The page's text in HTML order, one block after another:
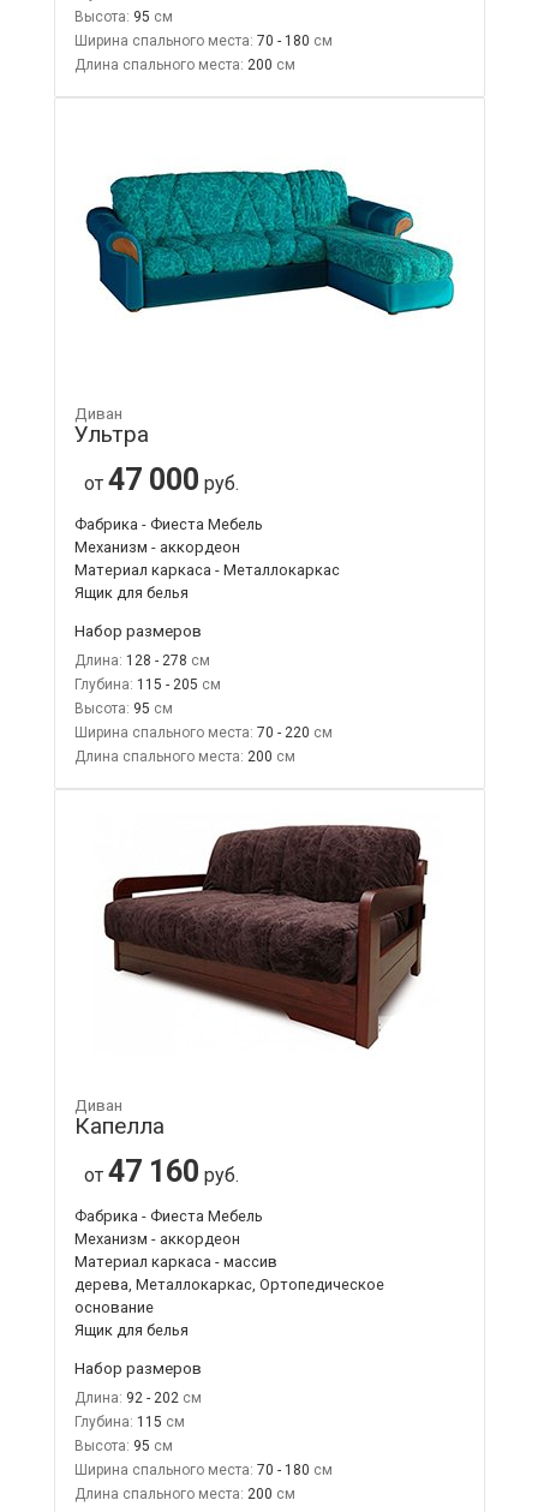
Высота: 95
Ширина спального места: 70 - 180
Длина спального места: 200
Диван
Ультра
от 47 000 руб.
Фабрика - Фиеста Мебель
Механизм - аккордеон
Материал каркаса - Металлокаркас
Ящик для белья
Набор размеров
Длина: 128 - 278
Глубина: 115 - 205
Высота: 95
Ширина спального места: 70 - 220
Длина спального места: 200
Диван
Капелла
от 47 160 руб.
Фабрика - Фиеста Мебель
Механизм - аккордеон
Материал каркаса - массив
дерева, Металлокаркас, Ортопедическое
основание
Ящик для белья
Набор размеров
Длина: 92 - 202
Глубина: 115
Высота: 95
Ширина спального места: 70 - 180
Длина спального места: 200